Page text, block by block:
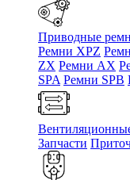
Приводные
Ремни XPZ
ZX Ремни AX
SPA Ремни SPB
Запчасти